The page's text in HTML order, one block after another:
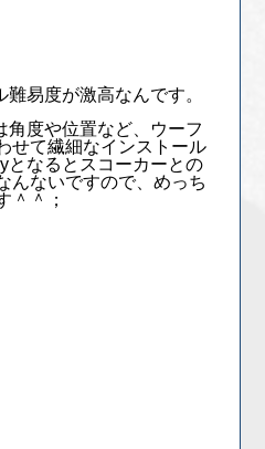
易度が激高なんです。
角度や位置など、ウーフ
せて繊細なインストール
となるとスコーカーとの
んないですので、めっち
＾＾；